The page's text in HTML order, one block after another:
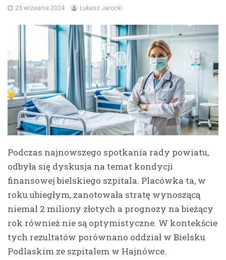
23 września 2024 Łukasz Jarocki
Podczas najnowszego spotkania rady powiatu,
odbyła się dyskusja na temat kondycji
finansowej bielskiego szpitala. Placówka ta, w
roku ubiegłym, zanotowała stratę wynoszącą
niemal 2 miliony złotych a prognozy na bieżący
rok również nie są optymistyczne. W kontekście
tych rezultatów porównano oddział w Bielsku
Podlaskim ze szpitalem w Hajnówce.